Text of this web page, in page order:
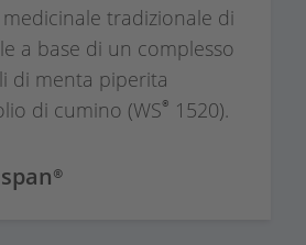
tradizionale di
a base di un complesso
di menta piperita
di cumino (WS® 1520).